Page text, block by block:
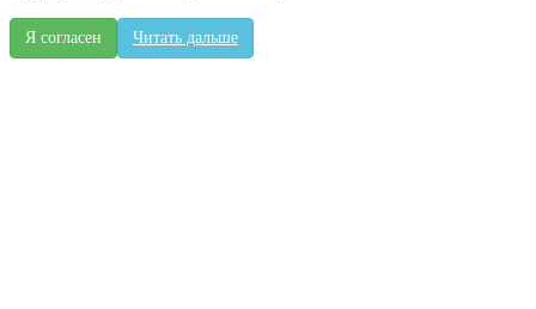
Я согласен Читать дальше